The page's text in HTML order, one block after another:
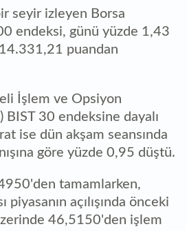
seyir izleyen Borsa
endeksi, günü yüzde 1,43
puandan
İşlem ve Opsiyon
BIST 30 endeksine dayalı
ise dün akşam seansında
göre yüzde 0,95 düştü.
tamamlarken,
piyasanın açılışında önceki
46,5150'den işlem